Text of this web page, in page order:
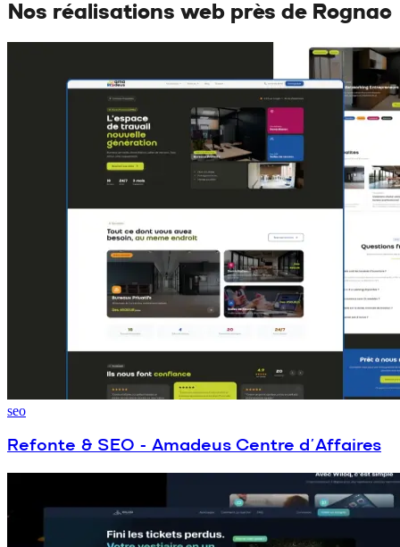
Nos réalisations web près de Rognac
seo
Refonte & SEO - Amadeus Centre d’Affaires